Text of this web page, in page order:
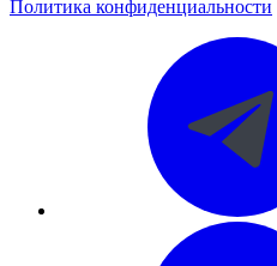
Политика конфиденциальности